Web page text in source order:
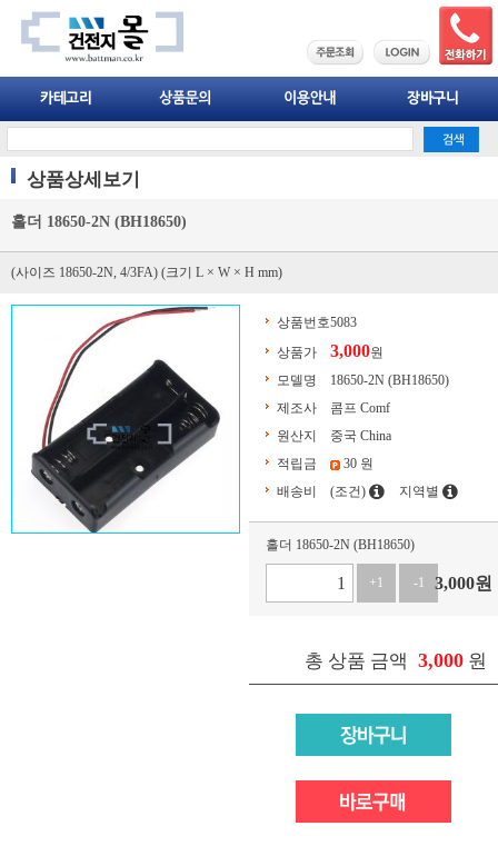
상품상세보기
홀더 18650-2N (BH18650)
(사이즈 18650-2N, 4/3FA) (크기 L × W × H mm)
상품번호5083
상품가
3,000원
모델명
18650-2N (BH18650)
제조사
콤프 Comf
원산지
중국 China
적립금
30 원
배송비
(조건) 지역별
홀더 18650-2N (BH18650)
+1 -1 3,000원
총 상품 금액 3,000 원